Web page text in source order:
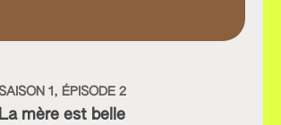
1, ÉPISODE 2
La mère est belle